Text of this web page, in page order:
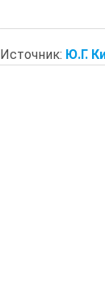
Источник: Ю.Г.